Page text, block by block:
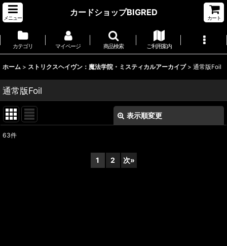
メニュー
カードショップBIGRED
カート
カテゴリ マイページ 商品検索 ご利用案内
ホーム > ストリクスヘイヴン：魔法学院・ミスティカルアーカイブ > 通常版Foil
通常版Foil
表示順変更
63件
1 2 次»